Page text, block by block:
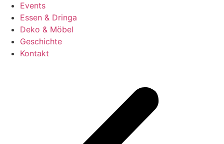
Events
Essen & Dringa
Deko & Möbel
Geschichte
Kontakt